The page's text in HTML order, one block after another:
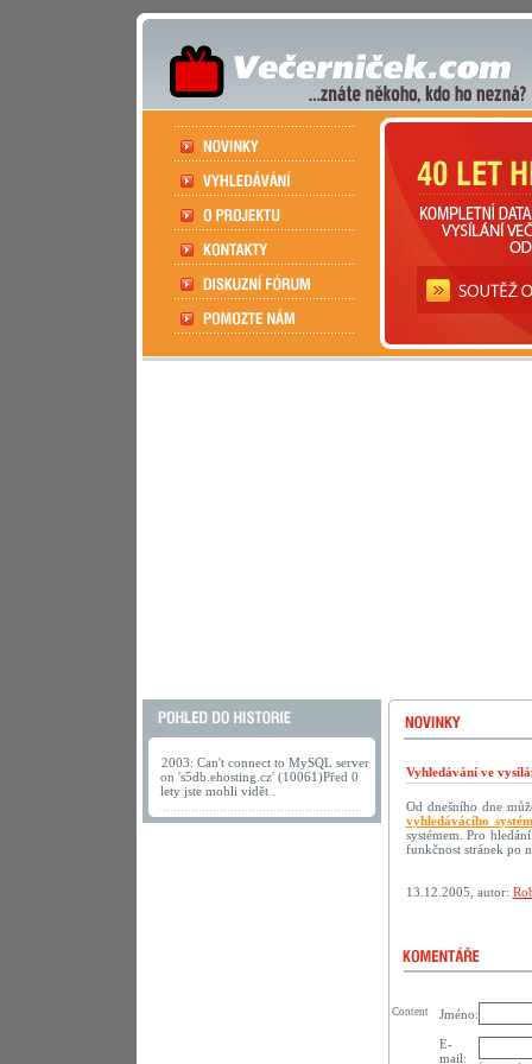
2003: Can't connect to MySQL server
on 's5db.ehosting.cz' (10061)Před 0
lety jste mohli vidět .
Vyhledávání ve
Od dnešního dne
vyhledávácího
systémem. Pro
funkčnost stránek po
13.12.2005, autor:
Jméno:
E-
mail:
Content